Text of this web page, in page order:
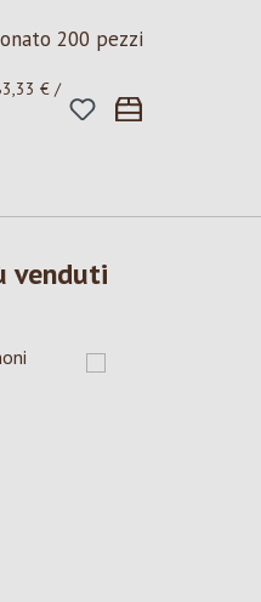
200 pezzi
€ /
venduti